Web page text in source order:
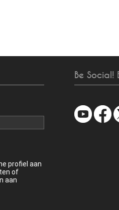
profiel aan
of
aan
Be Social!